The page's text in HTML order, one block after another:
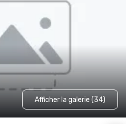
Afficher la galerie (34)